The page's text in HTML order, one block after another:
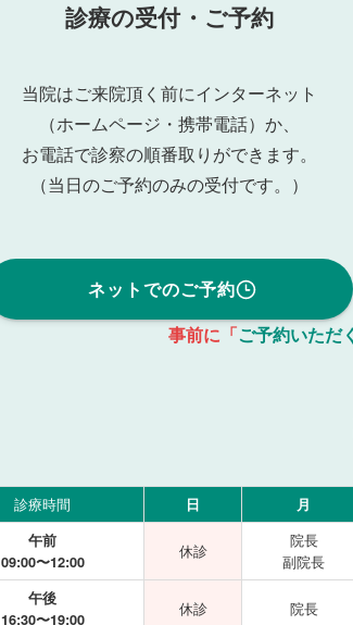
診療の受付・ご予約
当院はご来院頂く前にインターネット
（ホームページ・携帯電話）か、
お電話で診察の順番取りができます。
（当日のご予約のみの受付です。）
ネットでのご予約
事前に「ご予約いただ
診療時間 日 月
午前
09:00〜12:00
休診
院長
副院長
午後
16:30〜19:00
休診 院長